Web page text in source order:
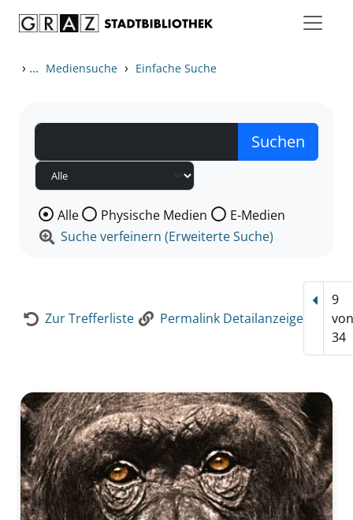
› ... Mediensuche › Einfache Suche
Wählen Sie die Medienart nach der Sie suchen wollen.
Alle Physische Medien
E-Medien
Suche verfeinern (Erweiterte Suche)
Zur Trefferliste Permalink Detailanzeige
9
34